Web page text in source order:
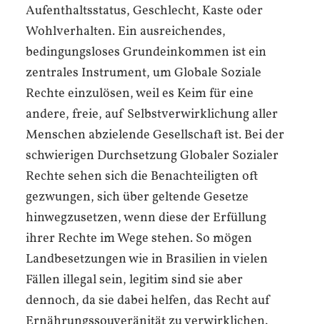
Aufenthaltsstatus, Geschlecht, Kaste oder
Wohlverhalten. Ein ausreichendes,
bedingungsloses Grundeinkommen ist ein
zentrales Instrument, um Globale Soziale
Rechte einzulösen, weil es Keim für eine
andere, freie, auf Selbstverwirklichung aller
Menschen abzielende Gesellschaft ist. Bei der
schwierigen Durchsetzung Globaler Sozialer
Rechte sehen sich die Benachteiligten oft
gezwungen, sich über geltende Gesetze
hinwegzusetzen, wenn diese der Erfüllung
ihrer Rechte im Wege stehen. So mögen
Landbesetzungen wie in Brasilien in vielen
Fällen illegal sein, legitim sind sie aber
dennoch, da sie dabei helfen, das Recht auf